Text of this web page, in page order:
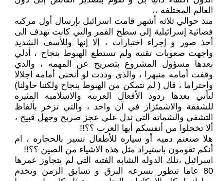
العالم المختلفه ،،
منذ حوالي ثلاثه أشهر قامت اسرائيل بإرسال أول مركبه
فضائية إسرائيلية إلى سطح القمر والتي كانت تهدف الى
أخذ صور و إجراء اختبارات ، إلا إنها وللأسف الشديد
واجهت صعوبات تقنيه ولم تستطع الهبوط بنجاح ، أدلي
بعدها مسؤول المشروع بتصريح عن المهمه ، والذي
وقفت أمامه منبهرا ، والذي وددت لو أنحني أمامه اجلالا
واحتراما ، قال ( لم نتمكن من الهبوط بنجاح ولكننا حاولنا)
لتأتي بعدها ردود الأفعال العربيه والاسلاميه المثيره
للشفقة والاشمئزاز في آن واحد ، والتي تزخر بألفاظ
التشفي والشماتة التي تدل علي عجز صريح وجهل قبيح ،
ألا تخجلوا من أنفسكم أيها العرب ؟؟!!
هلا صنعتم دميه أو سياره للأطفال تسير بالحجاره ، ام
أنكم تقومون باستيراد مثل هذه الاشياء من الصين ؟؟!!
اسرائيل ،تلك الدوله الشابه الفتيه التي لم يتجاوز عمرها
80 عاما تتطور بسرعه البرق و تسابق الزمن وتخدم